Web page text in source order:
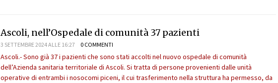
Ascoli, nell’Ospedale di comunità 37 pazienti
3 SETTEMBRE 2024 ALLE 16:27 0 COMMENTI
Ascoli.- Sono già 37 i pazienti che sono stati accolti nel nuovo ospedale di comunità
dell’Azienda sanitaria territoriale di Ascoli. Si tratta di persone provenienti dalle unità
operative di entrambi i nosocomi piceni, il cui trasferimento nella struttura ha permesso, da